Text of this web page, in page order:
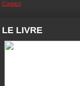
Contact
LE LIVRE